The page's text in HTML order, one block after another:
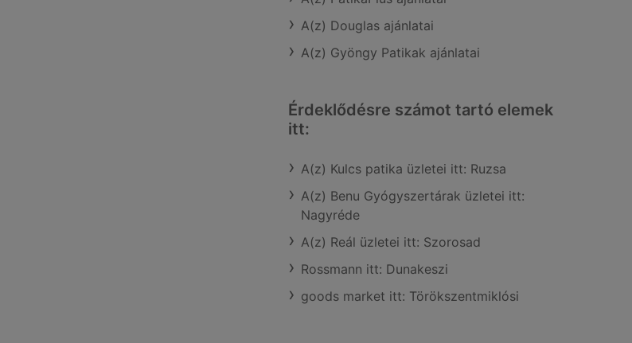
A(z) Douglas ajánlatai
A(z) Gyöngy Patikak ajánlatai
Érdeklődésre számot tartó elemek
itt:
A(z) Kulcs patika üzletei itt: Ruzsa
A(z) Benu Gyógyszertárak üzletei itt:
Nagyréde
A(z) Reál üzletei itt: Szorosad
Rossmann itt: Dunakeszi
goods market itt: Törökszentmiklósi